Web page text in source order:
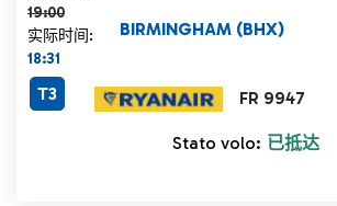
19:00
实际时间:
18:31
FR 9947
BIRMINGHAM (BHX)
T3
Stato volo: 已抵达